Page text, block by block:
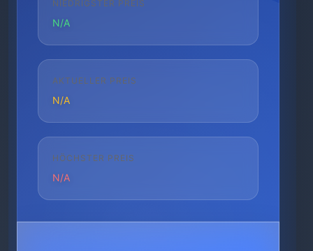
NIEDRIGSTER PREIS
N/A
AKTUELLER PREIS
N/A
HÖCHSTER PREIS
N/A